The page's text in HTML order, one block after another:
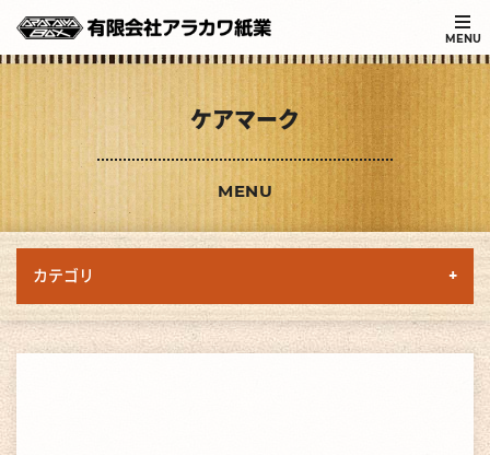
MENU
ケアマーク
MENU
カテゴリ